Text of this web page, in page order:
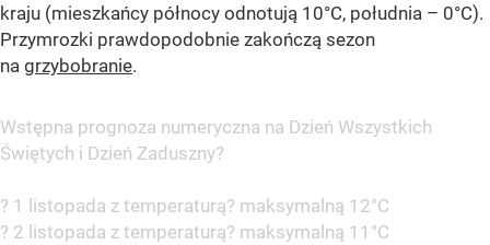
kraju (mieszkańcy północy odnotują 10°C, południa – 0°C).
Przymrozki prawdopodobnie zakończą sezon
na grzybobranie.
Wstępna prognoza numeryczna na Dzień Wszystkich
Świętych i Dzień Zaduszny?
? 1 listopada z temperaturą?️ maksymalną 12°C
? 2 listopada z temperaturą?️ maksymalną 11°C